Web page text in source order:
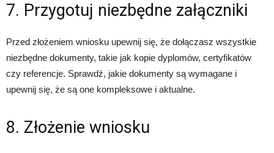
7. Przygotuj niezbędne załączniki
Przed złożeniem wniosku upewnij się, że dołączasz wszystkie
niezbędne dokumenty, takie jak kopie dyplomów, certyfikatów
czy referencje. Sprawdź, jakie dokumenty są wymagane i
upewnij się, że są one kompleksowe i aktualne.
8. Złożenie wniosku